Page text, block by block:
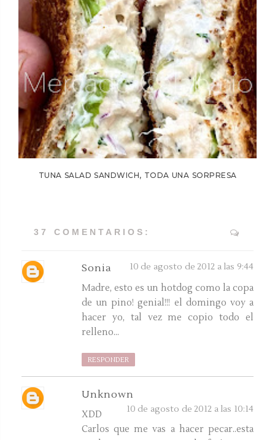
TUNA SALAD SANDWICH, TODA UNA SORPRESA
37 COMENTARIOS:
Sonia 10 de agosto de 2012 a las 9:44
Madre, esto es un hotdog como la copa
de un pino! genial!!! el domingo voy a
hacer yo, tal vez me copio todo el
relleno...
RESPONDER
Unknown
10 de agosto de 2012 a las 10:14
XDD
Carlos que me vas a hacer pecar..esta